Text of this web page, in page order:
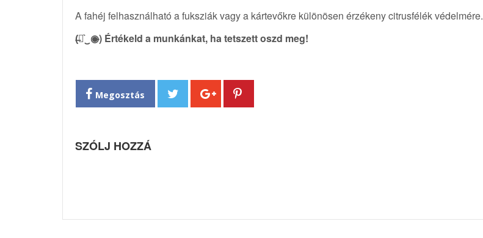
A fahéj felhasználható a fuksziák vagy a kártevőkre különösen érzékeny citrusfélék védelmére.
(̶◉͛‿◉̶) Értékeld a munkánkat, ha tetszett oszd meg!
Megosztás
SZÓLJ HOZZÁ